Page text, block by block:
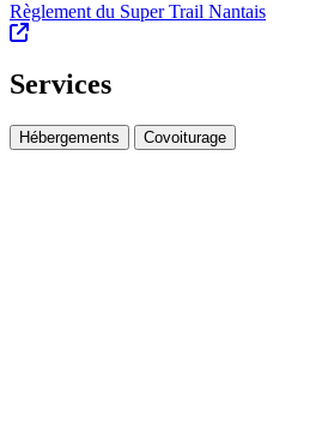
Règlement du Super Trail Nantais
Services
Hébergements Covoiturage